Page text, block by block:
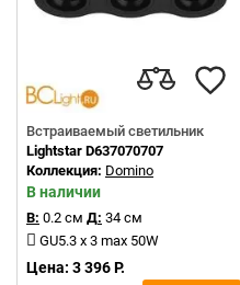
Встраиваемый светильник
Lightstar D637070707
Коллекция: Domino
В наличии
В: 0.2 см Д: 34 см
GU5.3 x 3 max 50W
Цена: 3 396 Р.